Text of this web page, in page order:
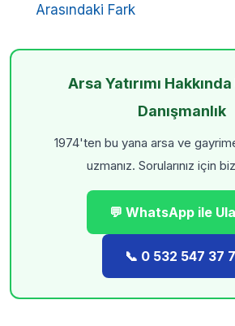
Arasındaki Fark
Arsa Yatırımı
Danışmanlık
1974'ten bu yana arsa ve
uzmanız. Sorularınız için
💬 WhatsApp ile
📞 0 532 547 37